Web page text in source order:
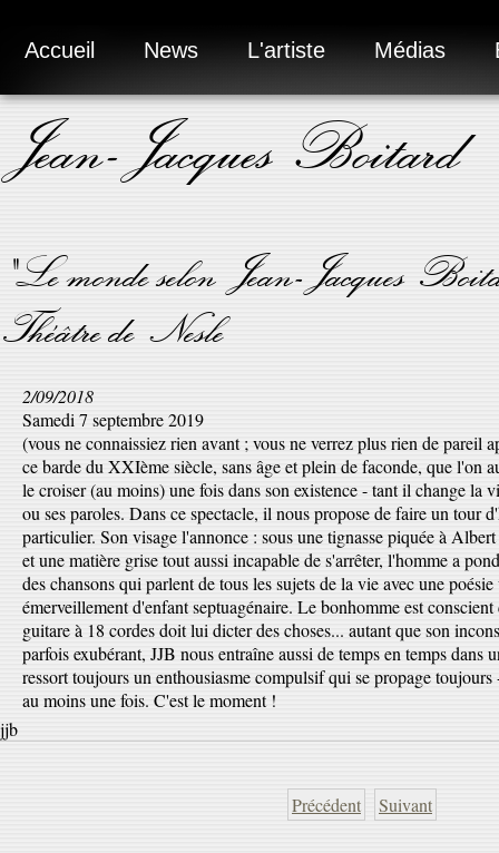
Accueil News L'artiste Médias
Jean-Jacques Boitard
"Le monde selon Jean-Jacques
Théâtre de Nesle
2/09/2018
Samedi 7 septembre 2019
(vous ne connaissiez rien avant ; vous ne verrez plus rien de pareil
ce barde du XXIème siècle, sans âge et plein de faconde, que l'on
le croiser (au moins) une fois dans son existence - tant il change la
ou ses paroles. Dans ce spectacle, il nous propose de faire un tour
particulier. Son visage l'annonce : sous une tignasse piquée à
et une matière grise tout aussi incapable de s'arrêter, l'homme a
des chansons qui parlent de tous les sujets de la vie avec une
émerveillement d'enfant septuagénaire. Le bonhomme est
guitare à 18 cordes doit lui dicter des choses... autant que son
parfois exubérant, JJB nous entraîne aussi de temps en temps dans
ressort toujours un enthousiasme compulsif qui se propage
au moins une fois. C'est le moment !
jjb
Précédent Suivant